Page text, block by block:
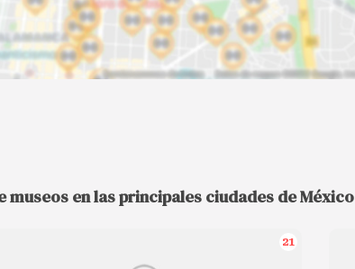
museos en las principales ciudades de México
21